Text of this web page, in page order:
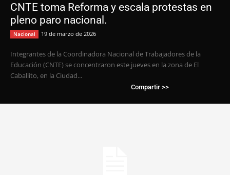
CNTE toma Reforma y escala protestas en
pleno paro nacional.
Nacional 19 de marzo de 2026
Integrantes de la Coordinadora Nacional de Trabajadores de la
Educación (CNTE) se concentraron este jueves en la zona de El
Caballito, en la Ciudad...
Compartir >>